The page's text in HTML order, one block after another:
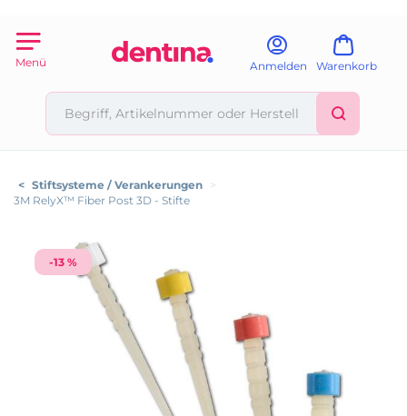
Menü Anmelden Warenkorb
< Stiftsysteme / Verankerungen >
3M RelyX™ Fiber Post 3D - Stifte
-13 %